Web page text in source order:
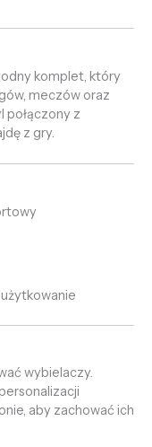
komplet, który
meczów oraz
połączony z
z gry.
wybielaczy.
aby zachować ich